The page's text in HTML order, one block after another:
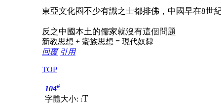
東亞文化圈不少有識之士都排佛，中國早在8世
反之中國本土的儒家就沒有這個問題
新教思想 + 蠻族思想 = 現代奴隸
回覆 引用
TOP
104#
字體大小: tT